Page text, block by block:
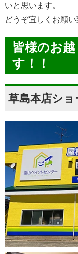
いと思います。
どうぞ宜しくお願い
皆様のお
す！！
草島本店ショ